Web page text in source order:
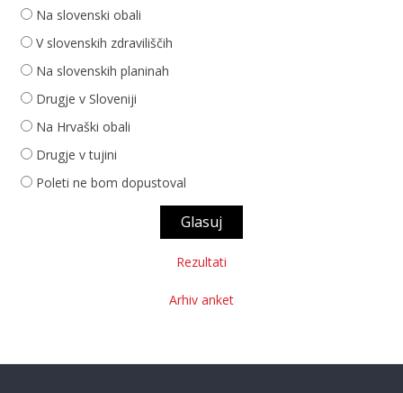
Na slovenski obali
V slovenskih zdraviliščih
Na slovenskih planinah
Drugje v Sloveniji
Na Hrvaški obali
Drugje v tujini
Poleti ne bom dopustoval
Rezultati
Arhiv anket